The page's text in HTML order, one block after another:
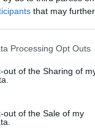
that may
website/app uses
visit or usage
to Google and its
below specified
Processing Opt Outs
out of the Sharing of
out of the Sale of my
mondta, úgy
nyilvánvalóvá
amelyik